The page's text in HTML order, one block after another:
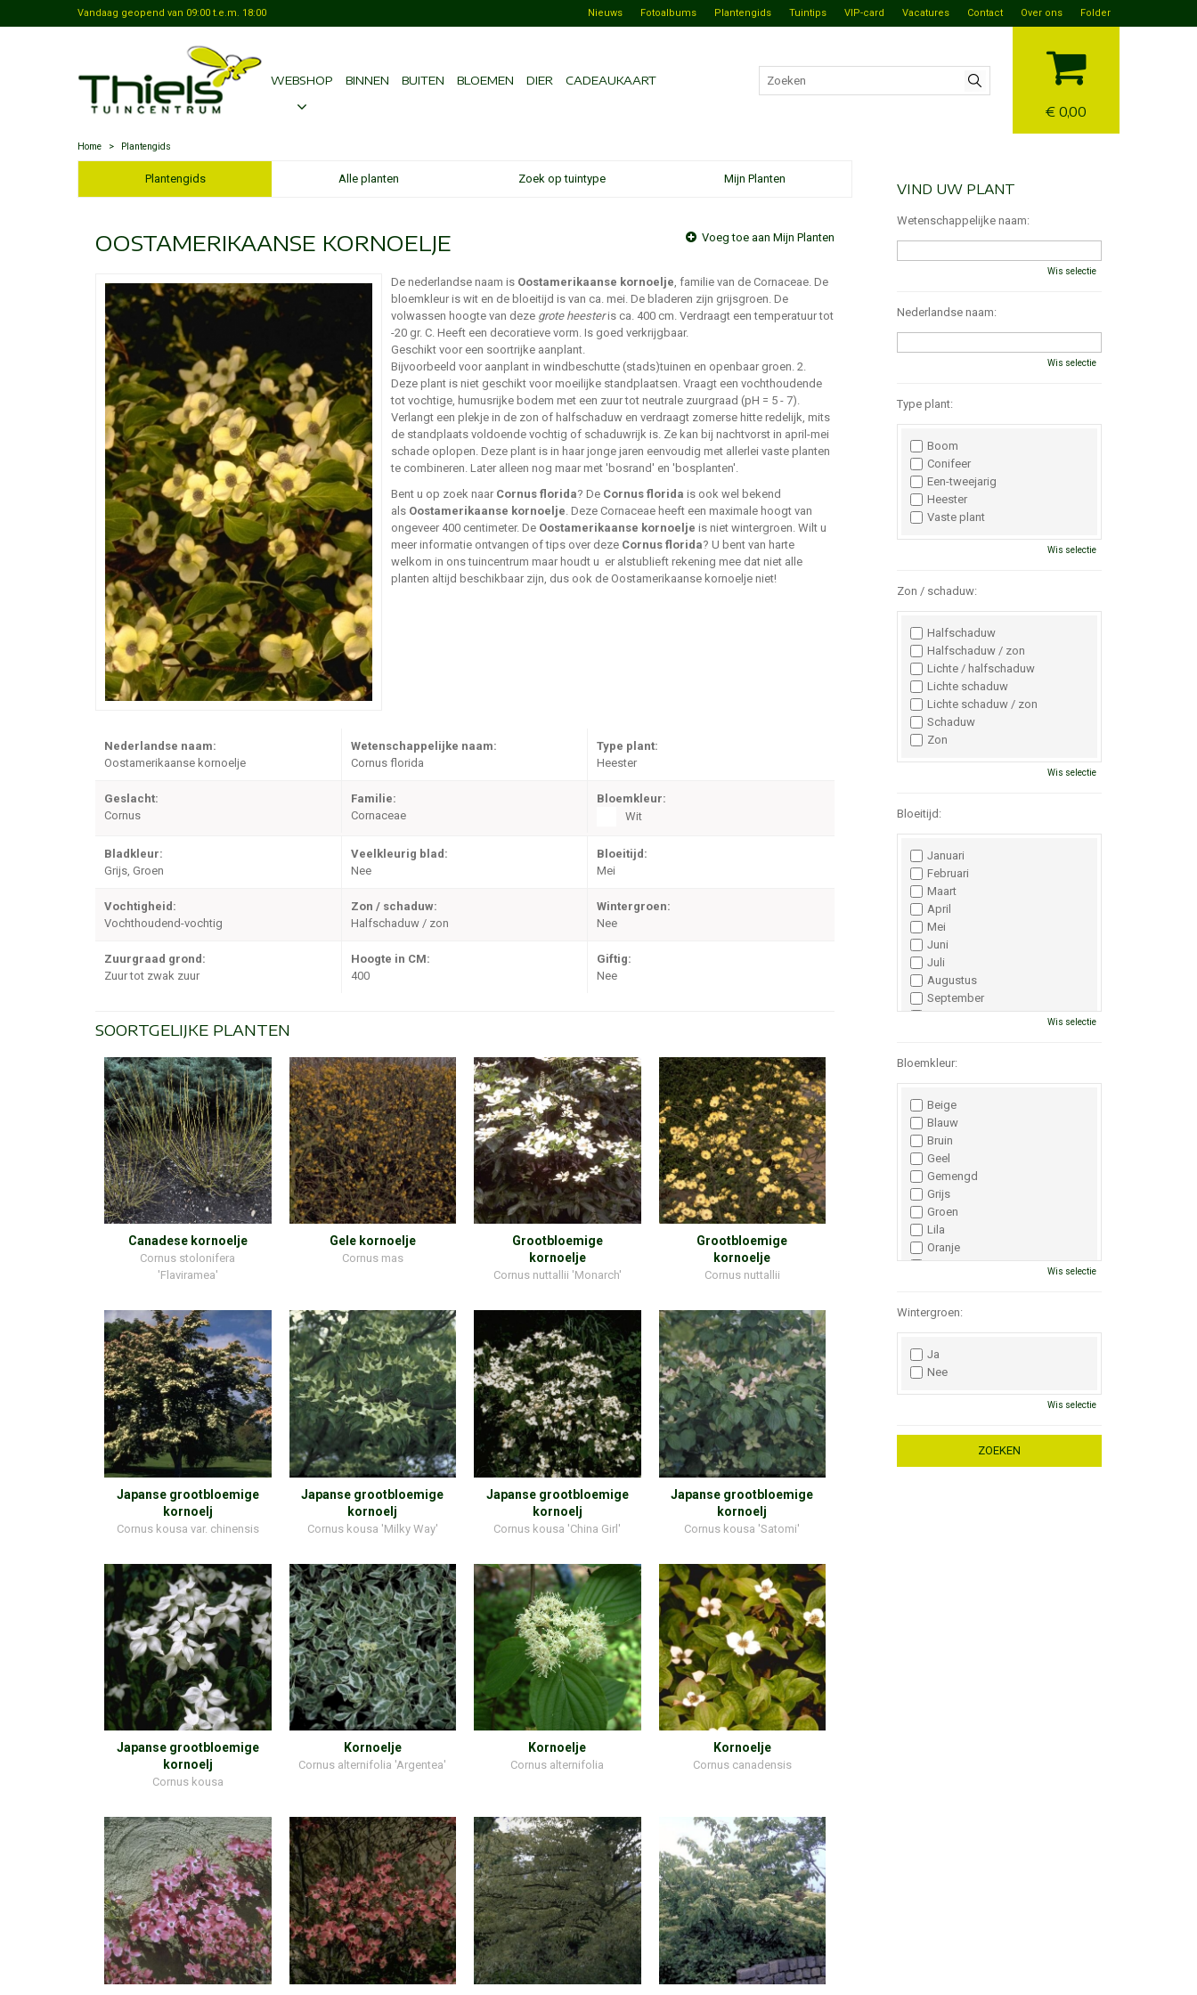
Home > Plantengids
Vandaag geopend van 09:00 t.e.m. 18:00
€ 0,00
Nieuws Fotoalbums Plantengids Tuintips VIP-card Vacatures Contact Over ons Folder
WEBSHOP BINNEN BUITEN BLOEMEN DIER CADEAUKAART
Plantengids Alle planten Zoek op tuintype Mijn Planten
OOSTAMERIKAANSE KORNOELJE Voeg toe aan Mijn Planten
De nederlandse naam is Oostamerikaanse kornoelje, familie van de Cornaceae. De
bloemkleur is wit en de bloeitijd is van ca. mei. De bladeren zijn grijsgroen. De
volwassen hoogte van deze grote heesteris ca. 400 cm. Verdraagt een temperatuur tot
-20 gr. C. Heeft een decoratieve vorm. Is goed verkrijgbaar.
Geschikt voor een soortrijke aanplant.
Bijvoorbeeld voor aanplant in windbeschutte (stads)tuinen en openbaar groen. 2.
Deze plant is niet geschikt voor moeilijke standplaatsen. Vraagt een vochthoudende
tot vochtige, humusrijke bodem met een zuur tot neutrale zuurgraad (pH = 5 - 7).
Verlangt een plekje in de zon of halfschaduw en verdraagt zomerse hitte redelijk, mits
de standplaats voldoende vochtig of schaduwrijk is. Ze kan bij nachtvorst in april-mei
schade oplopen. Deze plant is in haar jonge jaren eenvoudig met allerlei vaste planten
te combineren. Later alleen nog maar met 'bosrand' en 'bosplanten'.
Bent u op zoek naar Cornus florida? De Cornus florida is ook wel bekend
als Oostamerikaanse kornoelje. Deze Cornaceae heeft een maximale hoogt van
ongeveer 400 centimeter. De Oostamerikaanse kornoelje is niet wintergroen. Wilt u
meer informatie ontvangen of tips over deze Cornus florida? U bent van harte
welkom in ons tuincentrum maar houdt u er alstublieft rekening mee dat niet alle
planten altijd beschikbaar zijn, dus ook de Oostamerikaanse kornoelje niet!
Nederlandse naam:
Oostamerikaanse kornoelje
Wetenschappelijke naam:
Cornus florida
Type plant:
Heester
Geslacht:
Cornus
Familie:
Cornaceae
Bloemkleur:
Wit
Bladkleur:
Grijs, Groen
Veelkleurig blad:
Nee
Bloeitijd:
Mei
Vochtigheid:
Vochthoudend-vochtig
Zon / schaduw:
Halfschaduw / zon
Wintergroen:
Nee
Zuurgraad grond:
Zuur tot zwak zuur
Hoogte in CM:
400
Giftig:
Nee
SOORTGELIJKE PLANTEN
Canadese kornoelje
Cornus stolonifera
'Flaviramea'
Gele kornoelje
Cornus mas
Grootbloemige
kornoelje
Cornus nuttallii 'Monarch'
Grootbloemige
kornoelje
Cornus nuttallii
Japanse grootbloemige
kornoelj
Cornus kousa var. chinensis
Japanse grootbloemige
kornoelj
Cornus kousa 'Milky Way'
Japanse grootbloemige
kornoelj
Cornus kousa 'China Girl'
Japanse grootbloemige
kornoelj
Cornus kousa 'Satomi'
Japanse grootbloemige
kornoelj
Cornus kousa
Kornoelje
Cornus alternifolia 'Argentea'
Kornoelje
Cornus alternifolia
Kornoelje
Cornus canadensis
VIND UW PLANT
Wetenschappelijke naam:
Wis selectie
Nederlandse naam:
Wis selectie
Type plant:
Boom
Conifeer
Een-tweejarig
Heester
Vaste plant
Wis selectie
Zon / schaduw:
Halfschaduw
Halfschaduw / zon
Lichte / halfschaduw
Lichte schaduw
Lichte schaduw / zon
Schaduw
Zon
Wis selectie
Bloeitijd:
Januari
Februari
Maart
April
Mei
Juni
Juli
Augustus
September
Oktober
Wis selectie
Bloemkleur:
Beige
Blauw
Bruin
Geel
Gemengd
Grijs
Groen
Lila
Oranje
Paars
Wit
Zwart
Wis selectie
Wintergroen:
Ja
Nee
Wis selectie